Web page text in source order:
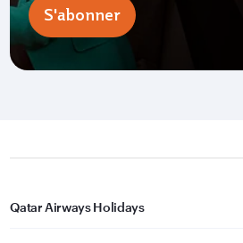
S'abonner
Qatar Airways Holidays